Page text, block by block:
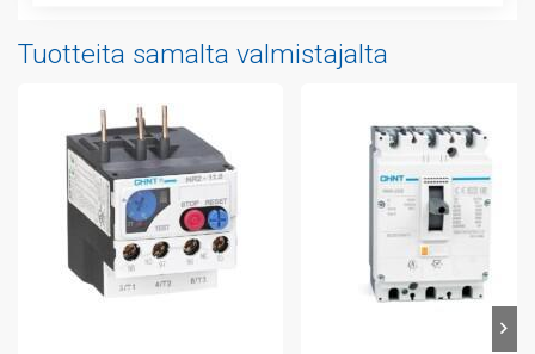
Tuotteita samalta valmistajalta